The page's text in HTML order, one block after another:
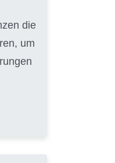
die
um